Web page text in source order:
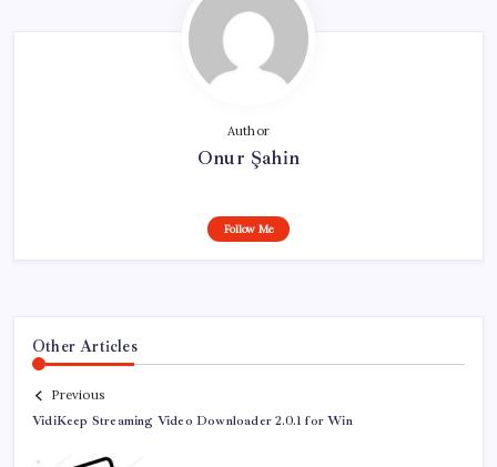
Author
Onur Şahin
Follow Me
Other Articles
Previous
VidiKeep Streaming Video Downloader 2.0.1 for Win